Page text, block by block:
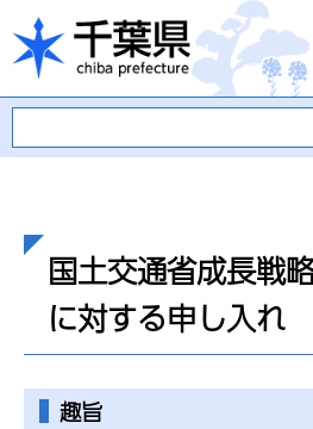
千葉県
国土交通省成長戦
に対する申し入れ
趣旨